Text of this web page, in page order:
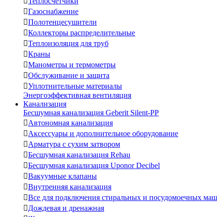
Газоснабжение
Полотенцесушители
Коллекторы распределительные
Теплоизоляция для труб
Краны
Манометры и термометры
Обслуживание и защита
Уплотнительные материалы
Энергоэффективная вентиляция
Канализация
Бесшумная канализация Geberit Silent-PP
Автономная канализация
Аксессуары и дополнительное оборудование
Арматура с сухим затвором
Бесшумная канализация Rehau
Бесшумная канализация Uponor Decibel
Вакуумные клапаны
Внутренняя канализация
Все для подключения стиральных и посудомоечных
Дождевая и дренажная